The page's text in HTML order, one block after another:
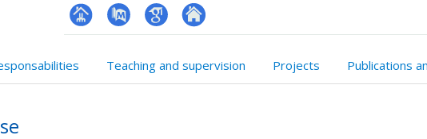
Page
(faculté,département,école)
PubMedGoogleAutre
web
Teaching and supervision Projects Publications